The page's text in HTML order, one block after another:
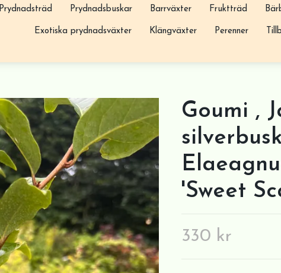
Prydnadsträd Prydnadsbuskar Barrväxter Fruktträd
Exotiska prydnadsväxter Klängväxter Perenner
Goumi ,
'Sweet
330 kr